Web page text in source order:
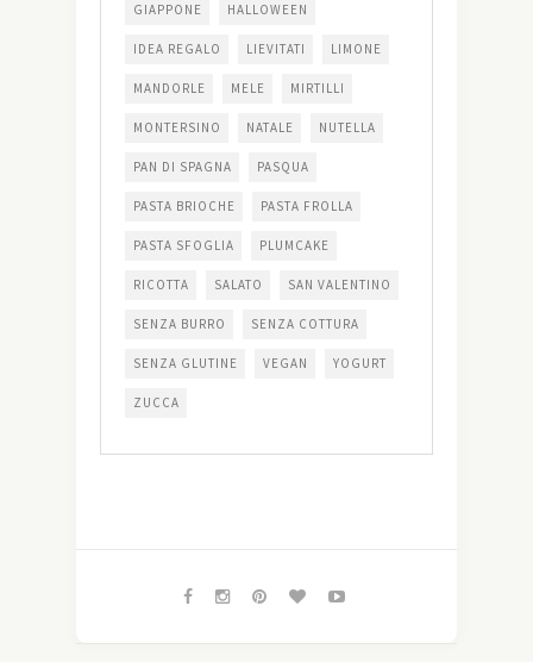
GIAPPONE HALLOWEEN
IDEA REGALO LIEVITATI LIMONE
MANDORLE MELE MIRTILLI
MONTERSINO NATALE NUTELLA
PAN DI SPAGNA PASQUA
PASTA BRIOCHE PASTA FROLLA
PASTA SFOGLIA PLUMCAKE
RICOTTA SALATO SAN VALENTINO
SENZA BURRO SENZA COTTURA
SENZA GLUTINE VEGAN YOGURT
ZUCCA